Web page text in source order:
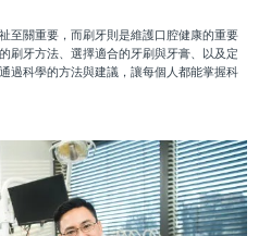
關重要，而刷牙則是維護口腔健康的重要
刷牙方法、選擇適合的牙刷與牙膏、以及定
過科學的方法與建議，讓每個人都能掌握科